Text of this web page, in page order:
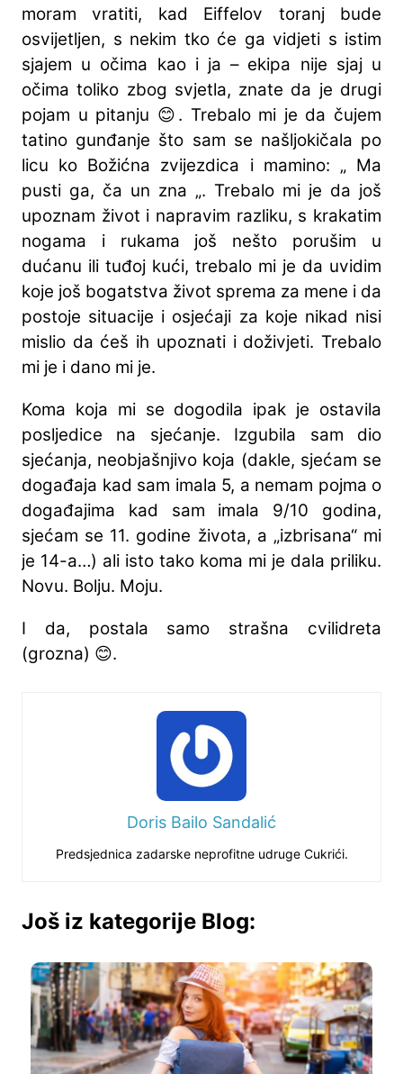
moram vratiti, kad Eiffelov toranj bude
osvijetljen, s nekim tko će ga vidjeti s istim
sjajem u očima kao i ja – ekipa nije sjaj u
očima toliko zbog svjetla, znate da je drugi
pojam u pitanju 😊. Trebalo mi je da čujem
tatino gunđanje što sam se našljokičala po
licu ko Božićna zvijezdica i mamino: „ Ma
pusti ga, ča un zna „. Trebalo mi je da još
upoznam život i napravim razliku, s krakatim
nogama i rukama još nešto porušim u
dućanu ili tuđoj kući, trebalo mi je da uvidim
koje još bogatstva život sprema za mene i da
postoje situacije i osjećaji za koje nikad nisi
mislio da ćeš ih upoznati i doživjeti. Trebalo
mi je i dano mi je.
Koma koja mi se dogodila ipak je ostavila
posljedice na sjećanje. Izgubila sam dio
sjećanja, neobjašnjivo koja (dakle, sjećam se
događaja kad sam imala 5, a nemam pojma o
događajima kad sam imala 9/10 godina,
sjećam se 11. godine života, a „izbrisana“ mi
je 14-a…) ali isto tako koma mi je dala priliku.
Novu. Bolju. Moju.
I da, postala samo strašna cvilidreta
(grozna) 😊.
Doris Bailo Sandalić
Predsjednica zadarske neprofitne udruge Cukrići.
Još iz kategorije Blog: